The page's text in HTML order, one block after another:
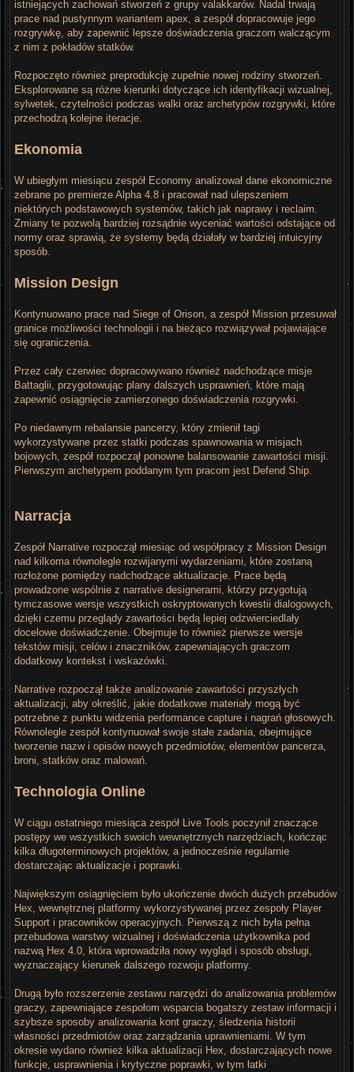
istniejących zachowań stworzeń z grupy valakkarów. Nadal trwają
prace nad pustynnym wariantem apex, a zespół dopracowuje jego
rozgrywkę, aby zapewnić lepsze doświadczenia graczom walczącym
z nim z pokładów statków.
Rozpoczęto również preprodukcję zupełnie nowej rodziny stworzeń.
Eksplorowane są różne kierunki dotyczące ich identyfikacji wizualnej,
sylwetek, czytelności podczas walki oraz archetypów rozgrywki, które
przechodzą kolejne iteracje.
Ekonomia
W ubiegłym miesiącu zespół Economy analizował dane ekonomiczne
zebrane po premierze Alpha 4.8 i pracował nad ulepszeniem
niektórych podstawowych systemów, takich jak naprawy i reclaim.
Zmiany te pozwolą bardziej rozsądnie wyceniać wartości odstające od
normy oraz sprawią, że systemy będą działały w bardziej intuicyjny
sposób.
Mission Design
Kontynuowano prace nad Siege of Orison, a zespół Mission przesuwał
granice możliwości technologii i na bieżąco rozwiązywał pojawiające
się ograniczenia.
Przez cały czerwiec dopracowywano również nadchodzące misje
Battaglii, przygotowując plany dalszych usprawnień, które mają
zapewnić osiągnięcie zamierzonego doświadczenia rozgrywki.
Po niedawnym rebalansie pancerzy, który zmienił tagi
wykorzystywane przez statki podczas spawnowania w misjach
bojowych, zespół rozpoczął ponowne balansowanie zawartości misji.
Pierwszym archetypem poddanym tym pracom jest Defend Ship.
Narracja
Zespół Narrative rozpoczął miesiąc od współpracy z Mission Design
nad kilkoma równolegle rozwijanymi wydarzeniami, które zostaną
rozłożone pomiędzy nadchodzące aktualizacje. Prace będą
prowadzone wspólnie z narrative designerami, którzy przygotują
tymczasowe wersje wszystkich oskryptowanych kwestii dialogowych,
dzięki czemu przeglądy zawartości będą lepiej odzwierciedlały
docelowe doświadczenie. Obejmuje to również pierwsze wersje
tekstów misji, celów i znaczników, zapewniających graczom
dodatkowy kontekst i wskazówki.
Narrative rozpoczął także analizowanie zawartości przyszłych
aktualizacji, aby określić, jakie dodatkowe materiały mogą być
potrzebne z punktu widzenia performance capture i nagrań głosowych.
Równolegle zespół kontynuował swoje stałe zadania, obejmujące
tworzenie nazw i opisów nowych przedmiotów, elementów pancerza,
broni, statków oraz malowań.
Technologia Online
W ciągu ostatniego miesiąca zespół Live Tools poczynił znaczące
postępy we wszystkich swoich wewnętrznych narzędziach, kończąc
kilka długoterminowych projektów, a jednocześnie regularnie
dostarczając aktualizacje i poprawki.
Największym osiągnięciem było ukończenie dwóch dużych przebudów
Hex, wewnętrznej platformy wykorzystywanej przez zespoły Player
Support i pracowników operacyjnych. Pierwszą z nich była pełna
przebudowa warstwy wizualnej i doświadczenia użytkownika pod
nazwą Hex 4.0, która wprowadziła nowy wygląd i sposób obsługi,
wyznaczający kierunek dalszego rozwoju platformy.
Drugą było rozszerzenie zestawu narzędzi do analizowania problemów
graczy, zapewniające zespołom wsparcia bogatszy zestaw informacji i
szybsze sposoby analizowania kont graczy, śledzenia historii
własności przedmiotów oraz zarządzania uprawnieniami. W tym
okresie wydano również kilka aktualizacji Hex, dostarczających nowe
funkcje, usprawnienia i krytyczne poprawki, w tym łatki